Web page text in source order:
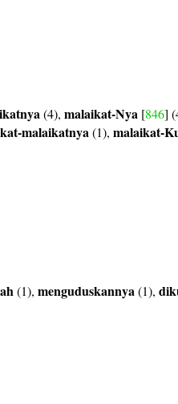
(4), malaikat-Nya [846]
malaikatnya(1), malaikat-
(1), menguduskannya(1),